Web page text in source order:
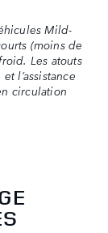
Mild-
(moins de
Les atouts
l’assistance
circulation